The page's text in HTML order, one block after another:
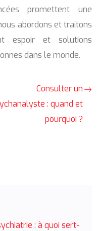
promettent une
abordons et traitons
espoir et solutions
dans le monde.
Consulter un
: quand et
pourquoi ?
: à quoi sert-